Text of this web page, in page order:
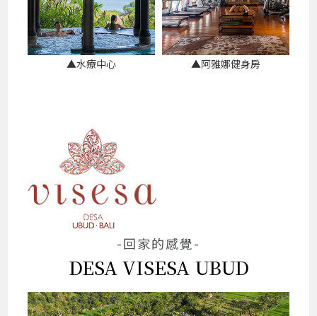
▲水療中心 ▲阿雅娜健身房
-回家的感覺-
DESA VISESA UBUD